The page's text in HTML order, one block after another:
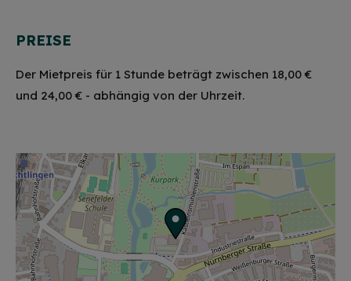
PREISE
Der Mietpreis für 1 Stunde beträgt zwischen 18,00 €
und 24,00 € - abhängig von der Uhrzeit.